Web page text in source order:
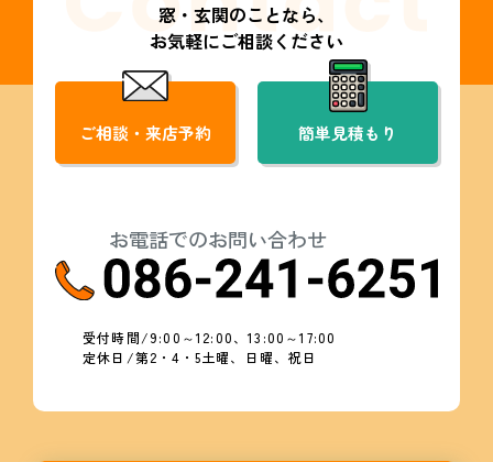
窓・玄関のことなら、
お気軽にご相談ください
ご相談・来店予約 簡単見積もり
お電話でのお問い合わせ
受付時間/9:00～12:00、13:00～17:00
定休日/第2・4・5土曜、日曜、祝日